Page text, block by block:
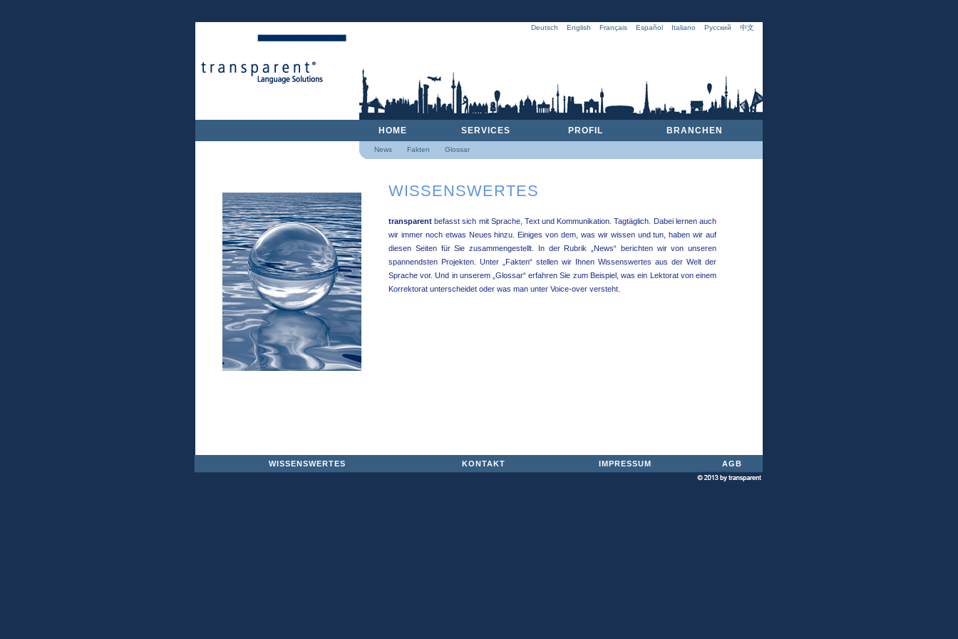
中文
Русский
Italiano
Español
Français
English
Deutsch
HOME SERVICES PROFIL BRANCHEN
News Fakten Glossar
WISSENSWERTES
transparent befasst sich mit Sprache, Text und Kommunikation. Tagtäglich. Da­bei lernen auch
wir immer noch etwas Neues hinzu. Einiges von dem, was wir wissen und tun, haben wir auf
diesen Seiten für Sie zusammengestellt. In der Rubrik „News“ berichten wir von unseren
spannendsten Projekten. Unter „Fakten“ stellen wir Ihnen Wissenswertes aus der Welt der
Sprache vor. Und in unserem „Glossar“ erfahren Sie zum Beispiel, was ein Lektorat von einem
Korrektorat unterscheidet oder was man unter Voice-over versteht.
WISSENSWERTES KONTAKT IMPRESSUM AGB